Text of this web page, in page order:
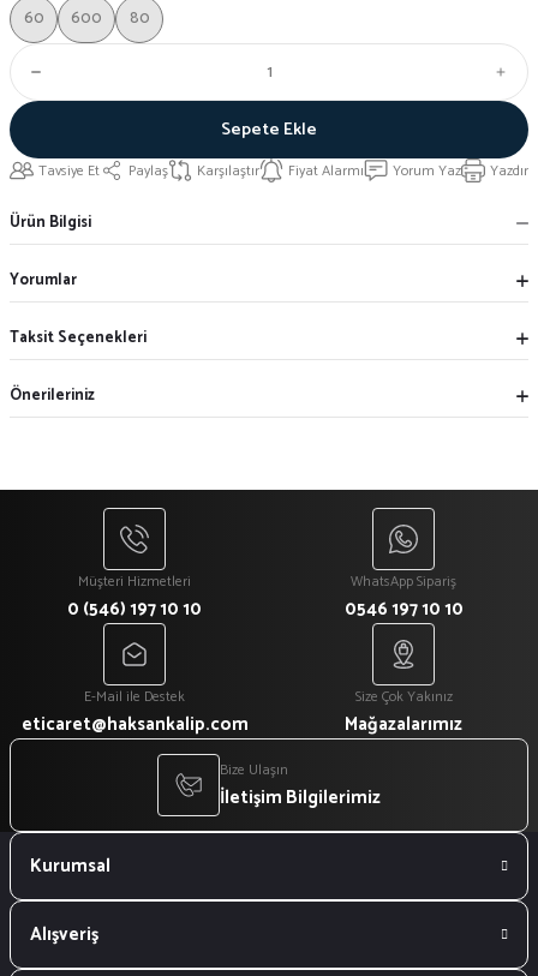
60
600 80
Sepete Ekle
Tavsiye Et Paylaş Karşılaştır Fiyat Alarmı Yorum Yaz Yazdır
Ürün Bilgisi
Yorumlar
Taksit Seçenekleri
Önerileriniz
Müşteri Hizmetleri
0 (546) 197 10 10
WhatsApp Sipariş
0546 197 10 10
E-Mail ile Destek
eticaret@haksankalip.com
Size Çok Yakınız
Mağazalarımız
Bize Ulaşın
İletişim Bilgilerimiz
Kurumsal
Alışveriş